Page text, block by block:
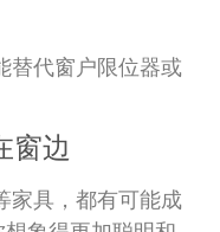
替代窗户限位器或
窗边
家具，都有可能成